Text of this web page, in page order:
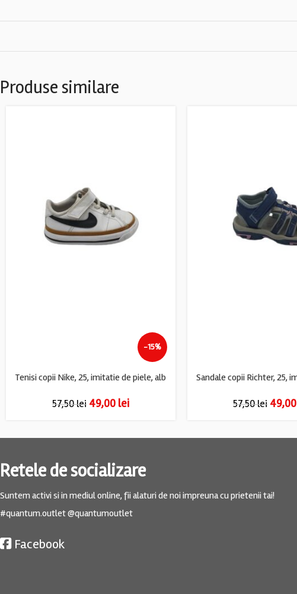
Produse similare
-15%
Tenisi copii Nike, 25, imitatie de piele, alb
57,50lei 49,00 lei 57,50lei 49,00
Retele de socializare
Suntem activi si in mediul online, fii alaturi de noi impreuna cu prietenii tai!
#quantum.outlet @quantumoutlet
Facebook